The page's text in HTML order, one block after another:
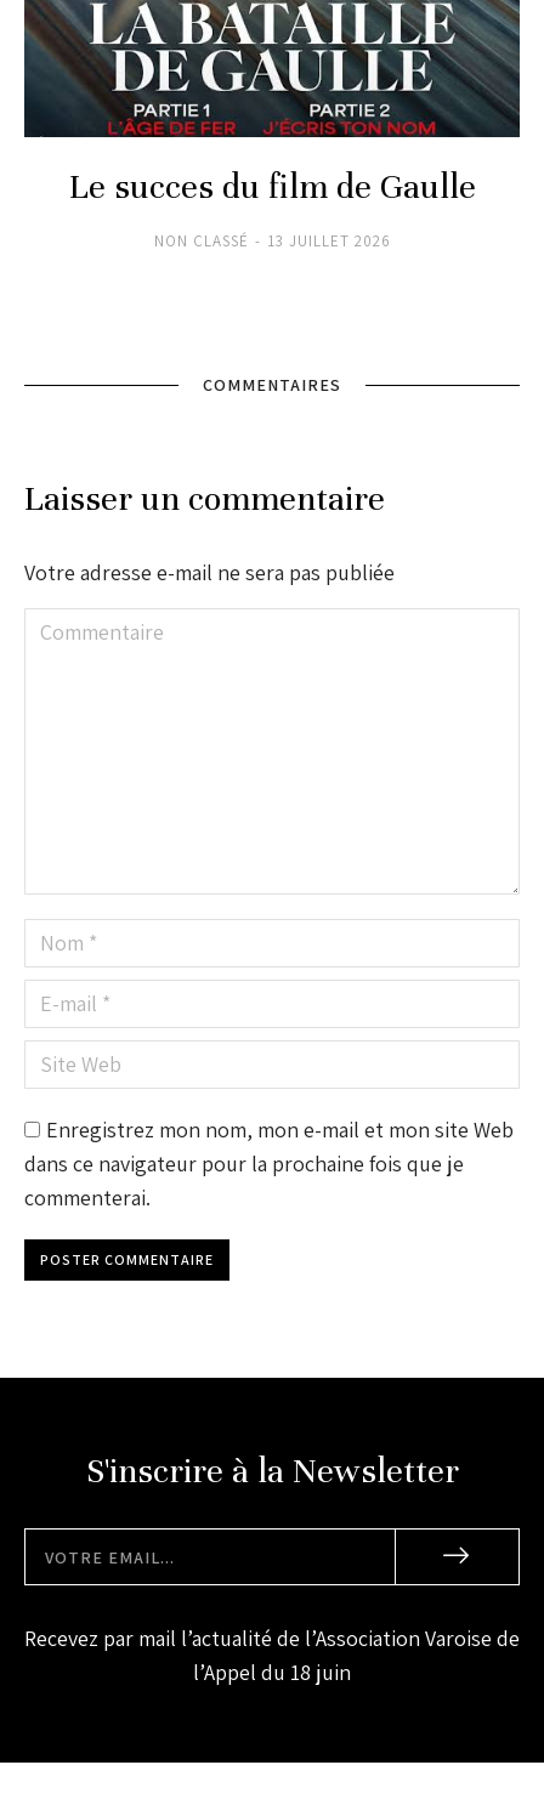
Le succes du film de Gaulle
NON CLASSÉ 13 JUILLET 2026
COMMENTAIRES
Laisser un commentaire
Votre adresse e-mail ne sera pas publiée
Commentaire
Nom *
E-mail *
Site Web
Enregistrez mon nom, mon e-mail et mon site Web
dans ce navigateur pour la prochaine fois que je
commenterai.
POSTER COMMENTAIRE
S'inscrire à la Newsletter
Recevez par mail l’actualité de l’Association Varoise de
l’Appel du 18 juin